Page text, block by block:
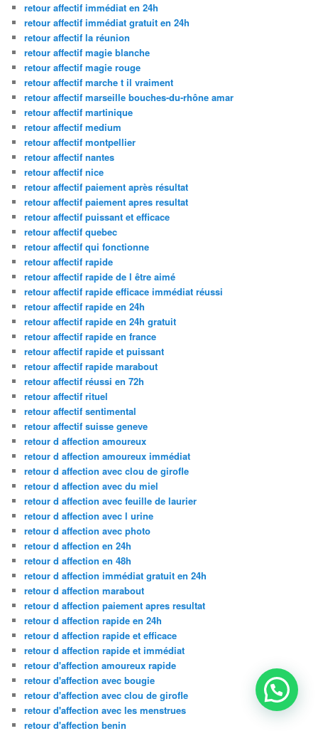
retour affectif immédiat en 24h
retour affectif immédiat gratuit en 24h
retour affectif la réunion
retour affectif magie blanche
retour affectif magie rouge
retour affectif marche t il vraiment
retour affectif marseille bouches-du-rhône amar
retour affectif martinique
retour affectif medium
retour affectif montpellier
retour affectif nantes
retour affectif nice
retour affectif paiement après résultat
retour affectif paiement apres resultat
retour affectif puissant et efficace
retour affectif quebec
retour affectif qui fonctionne
retour affectif rapide
retour affectif rapide de l être aimé
retour affectif rapide efficace immédiat réussi
retour affectif rapide en 24h
retour affectif rapide en 24h gratuit
retour affectif rapide en france
retour affectif rapide et puissant
retour affectif rapide marabout
retour affectif réussi en 72h
retour affectif rituel
retour affectif sentimental
retour affectif suisse geneve
retour d affection amoureux
retour d affection amoureux immédiat
retour d affection avec clou de girofle
retour d affection avec du miel
retour d affection avec feuille de laurier
retour d affection avec l urine
retour d affection avec photo
retour d affection en 24h
retour d affection en 48h
retour d affection immédiat gratuit en 24h
retour d affection marabout
retour d affection paiement apres resultat
retour d affection rapide en 24h
retour d affection rapide et efficace
retour d affection rapide et immédiat
retour d'affection amoureux rapide
retour d'affection avec bougie
retour d'affection avec clou de girofle
retour d'affection avec les menstrues
retour d'affection benin